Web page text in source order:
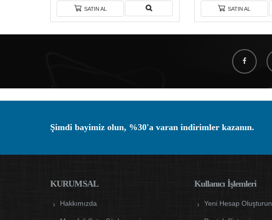
SATIN AL SATIN AL
Şimdi bayimiz olun, %30'a varan indirimler kazanın.
KURUMSAL
Hakkımızda
Kullanıcı İşlemleri
Yeni Hesap Oluşturun